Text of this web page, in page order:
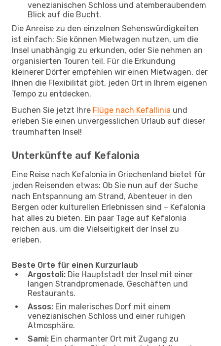
venezianischen Schloss und atemberaubendem
Blick auf die Bucht.
Die Anreise zu den einzelnen Sehenswürdigkeiten
ist einfach: Sie können Mietwagen nutzen, um die
Insel unabhängig zu erkunden, oder Sie nehmen an
organisierten Touren teil. Für die Erkundung
kleinerer Dörfer empfehlen wir einen Mietwagen, der
Ihnen die Flexibilität gibt, jeden Ort in Ihrem eigenen
Tempo zu entdecken.
Buchen Sie jetzt Ihre Flüge nach Kefallinia und
erleben Sie einen unvergesslichen Urlaub auf dieser
traumhaften Insel!
Unterkünfte auf Kefalonia
Eine Reise nach Kefalonia in Griechenland bietet für
jeden Reisenden etwas: Ob Sie nun auf der Suche
nach Entspannung am Strand, Abenteuer in den
Bergen oder kulturellen Erlebnissen sind – Kefalonia
hat alles zu bieten. Ein paar Tage auf Kefalonia
reichen aus, um die Vielseitigkeit der Insel zu
erleben.
Beste Orte für einen Kurzurlaub
Argostoli: Die Hauptstadt der Insel mit einer
langen Strandpromenade, Geschäften und
Restaurants.
Assos: Ein malerisches Dorf mit einem
venezianischen Schloss und einer ruhigen
Atmosphäre.
Sami: Ein charmanter Ort mit Zugang zu